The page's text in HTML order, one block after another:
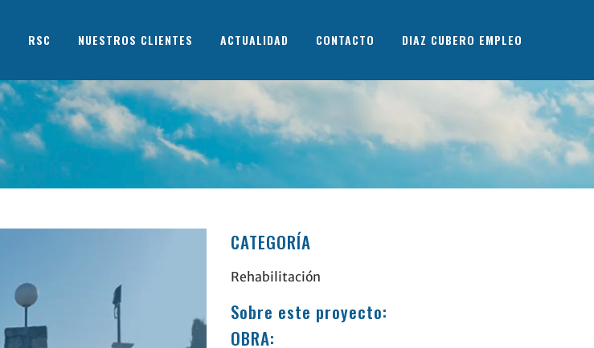
RSC NUESTROS CLIENTES ACTUALIDAD CONTACTO DIAZ CUBERO EMPLEO
CATEGORÍA
Rehabilitación
Sobre este proyecto:
OBRA: